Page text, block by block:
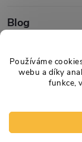
Používáme
webu a díky
funkce,
Blog
Informace pro